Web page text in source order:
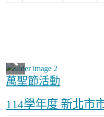
萬聖節活動
Over View
114學年度 新北市